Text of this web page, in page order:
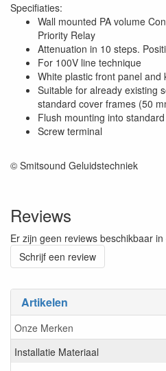
Artikelen
Onze Merken
Installatie Materiaal
Specifiaties:
Wall mounted PA volume
Priority Relay
Attenuation in 10 steps.
For 100V line technique
White plastic front panel and
Suitable for already existing
standard cover frames (50
Flush mounting into
Screw terminal
© Smitsound Geluidstechniek
Reviews
Er zijn geen reviews beschikbaar
Schrijf een review